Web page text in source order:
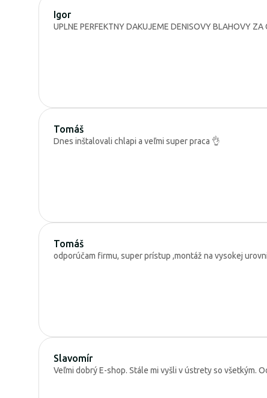
Igor
UPLNE PERFEKTNY DAKUJEME DENISOVY BLAHOVY
Tomáš
Dnes inštalovali chlapi a veľmi super praca 👌
Tomáš
odporúčam firmu, super prístup ,montáž na vysokej
Slavomír
Veľmi dobrý E-shop. Stále mi vyšli v ústrety so všetkým.